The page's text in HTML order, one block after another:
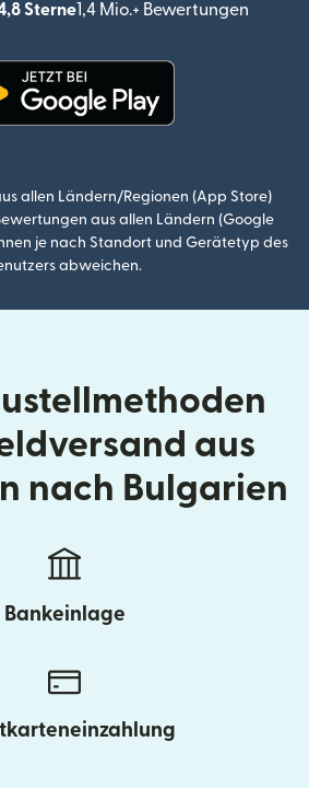
Sterne1,4 Mio.+ Bewertungen
allen Ländern/Regionen (App Store)
aus allen Ländern (Google
je nach Standort und Gerätetyp des
abweichen.
aus
nach Bulgarien
Bankeinlage